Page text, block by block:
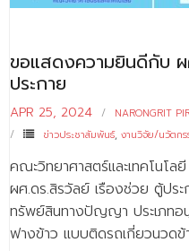
ขอแสดงความยินดีกับ
ประกาย
APR 25, 2024
NARONGRIT
ข่าวประชาสัมพันธ์, งานวิจัย/นวัตกร
คณะวิทยาศาสตร์และเทคโนโ
ผศ.ดร.สิรวัลย์ เรืองช่วย ตู้ประ
ทรัพย์สินทางปัญญา ประเภทอ
ฟางข้าว แบบติดรถเกี่ยวนวดข้